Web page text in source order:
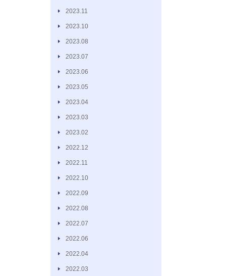
2023.11
2023.10
2023.08
2023.07
2023.06
2023.05
2023.04
2023.03
2023.02
2022.12
2022.11
2022.10
2022.09
2022.08
2022.07
2022.06
2022.04
2022.03